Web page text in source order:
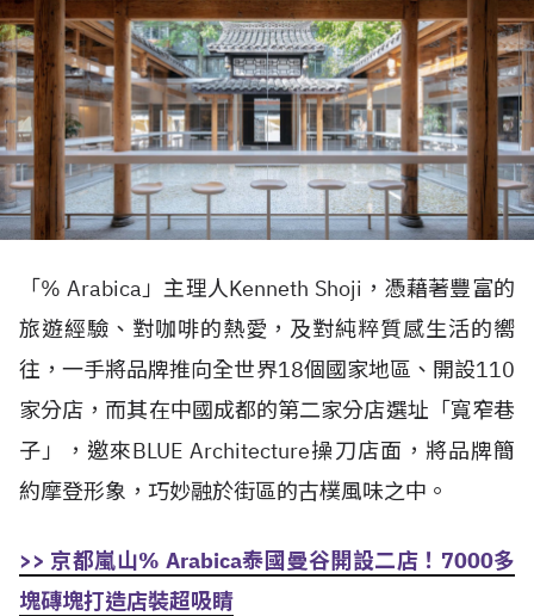
「% Arabica」主理人Kenneth Shoji，憑藉著豐富的
旅遊經驗、對咖啡的熱愛，及對純粹質感生活的嚮
往，一手將品牌推向全世界18個國家地區、開設110
家分店，而其在中國成都的第二家分店選址「寬窄巷
子」，邀來BLUE Architecture操刀店面，將品牌簡
約摩登形象，巧妙融於街區的古樸風味之中。
>> 京都嵐山% Arabica泰國曼谷開設二店！7000多
塊磚塊打造店裝超吸睛